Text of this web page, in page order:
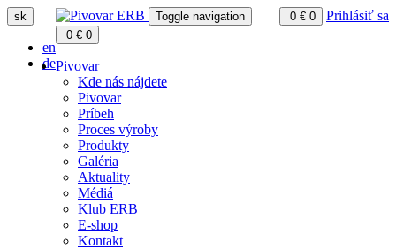
sk
en
de
0 € 0 Prihlásiť sa
Toggle navigation
0 € 0
Pivovar
Kde nás nájdete
Pivovar
Príbeh
Proces výroby
Produkty
Galéria
Aktuality
Médiá
Klub ERB
E-shop
Kontakt